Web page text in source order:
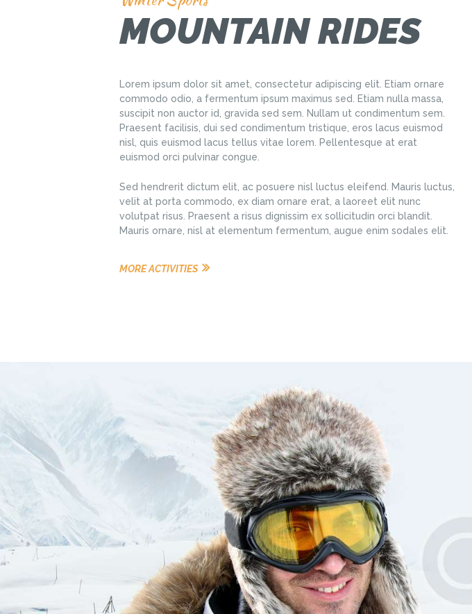
MOUNTAIN RIDES
Lorem ipsum dolor sit amet, consectetur adipiscing elit. Etiam ornare
commodo odio, a fermentum ipsum maximus sed. Etiam nulla massa,
suscipit non auctor id, gravida sed sem. Nullam ut condimentum sem.
Praesent facilisis, dui sed condimentum tristique, eros lacus euismod
nisl, quis euismod lacus tellus vitae lorem. Pellentesque at erat
euismod orci pulvinar congue.
Sed hendrerit dictum elit, ac posuere nisl luctus eleifend. Mauris luctus,
velit at porta commodo, ex diam ornare erat, a laoreet elit nunc
volutpat risus. Praesent a risus dignissim ex sollicitudin orci blandit.
Mauris ornare, nisl at elementum fermentum, augue enim sodales elit.
MORE ACTIVITIES